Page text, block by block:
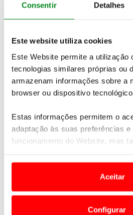
Consentir Detalhes
Este website utiliza cookies
Este Website permite a utilização
tecnologias similares próprias ou
armazenam informações sobre a
browser ou dispositivo tecnológico.
Estas informações permitem o
adaptação às suas preferências
funcionamento do Website, mas
e anúncios de modo a promover
Em alguns casos, a utilização
termos e a todo o tempo as suas
Aceitar
Configurar
momentos da final, apesar das
prestações de Anton Marklund
Timo Scheider que foi o 4º
viu Timmy Hansen triunfar e
do WRX 2019, que tem a
para a Noruega a 15 e 16 de